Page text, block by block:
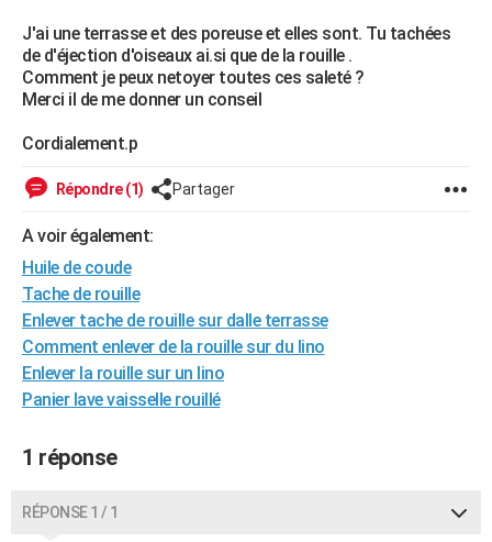
HIGH-TECH
Mobiles
Meilleur smartphone
Internet
Ordinateurs
Jeux vidéo
Guide high-tech
+BRICOLAGE
Forum
Aménagement intérieur
Extérieur
Cuisine
Salle de bains
Jardinage
Rangement
WEEK-END
Guides de France
Escapades
Patrimoine
Expositions
Musées
Week-end nature
+LIFESTYLE
Art de vivre
Bien-être
Loisirs
Mode
Modes de vie
SANTE
VOYAGE
Destinations
City break
Voyage nature
Voyage de noces
Forum
Climat
PHOTO
GUIDES D'ACHAT
BONS PLANS
CARTE DE VOEUX
Carte de Noël
Carte Bonne année
Carte Saint-Valentin
Carte Pâques
Carte d'anniversaire
DICTIONNAIRE
J'ai une terrasse et des poreuse et elles sont. Tu tachées
de d'éjection d'oiseaux ai.si que de la rouille .
Comment je peux netoyer toutes ces saleté ?
Merci il de me donner un conseil
Cordialement.p
Répondre (1) Partager
A voir également:
Huile de coude
Tache de rouille
Enlever tache de rouille sur dalle terrasse
Comment enlever de la rouille sur du lino
Enlever la rouille sur un lino
Panier lave vaisselle rouillé
1 réponse
RÉPONSE 1 / 1